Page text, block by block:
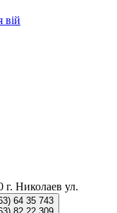
вій
г. Николаев ул.
64 35 743